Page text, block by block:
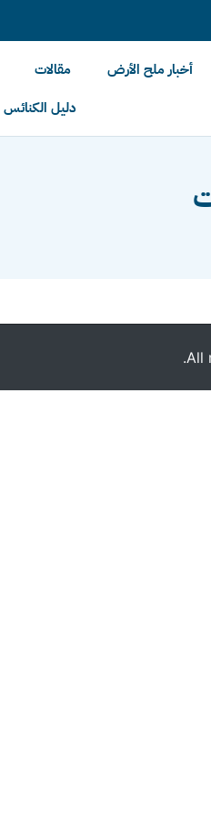
أخبار ملح الأرض مقالات
دليل الكنائس